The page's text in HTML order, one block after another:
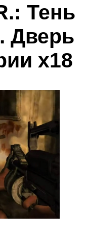
Тень
Дверь
х18